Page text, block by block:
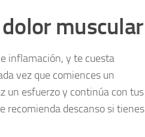
muscular
inflamación, y te cuesta
vez que comiences un
un esfuerzo y continúa con tus
recomienda descanso si tienes